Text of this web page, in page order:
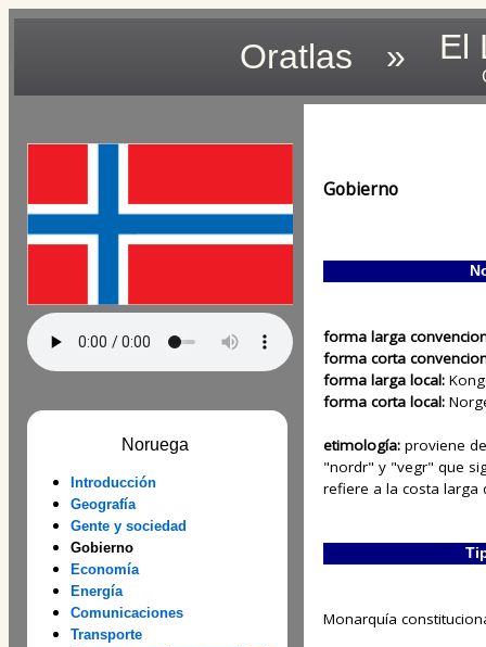
Oratlas » El
Noruega
Introducción
Geografía
Gente y sociedad
Gobierno
Economía
Energía
Comunicaciones
Transporte
Gobierno
forma larga
forma corta
forma larga local:
forma corta local:
etimología: proviene
"nordr" y "vegr" que
refiere a la costa larga
Monarquía